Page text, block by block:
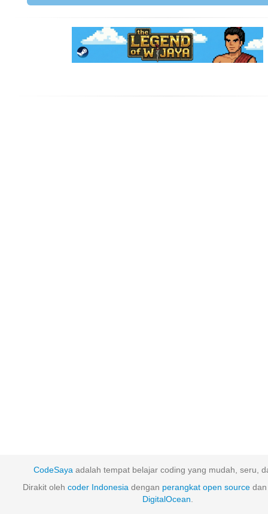
CodeSaya adalah tempat belajar coding yang mudah, seru,
Dirakit oleh coder Indonesia dengan perangkat open source
DigitalOcean